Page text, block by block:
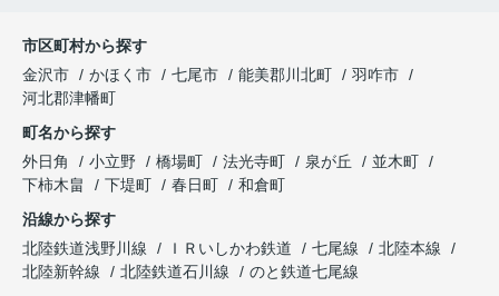
市区町村から探す
金沢市
かほく市 七尾市 能美郡川北町
羽咋市
河北郡津幡町
町名から探す
外日角
小立野 橋場町 法光寺町 泉が丘
並木町
下柿木畠
下堤町 春日町
和倉町
沿線から探す
北陸鉄道浅野川線
ＩＲいしかわ鉄道 七尾線
北陸本線
北陸新幹線
北陸鉄道石川線
のと鉄道七尾線